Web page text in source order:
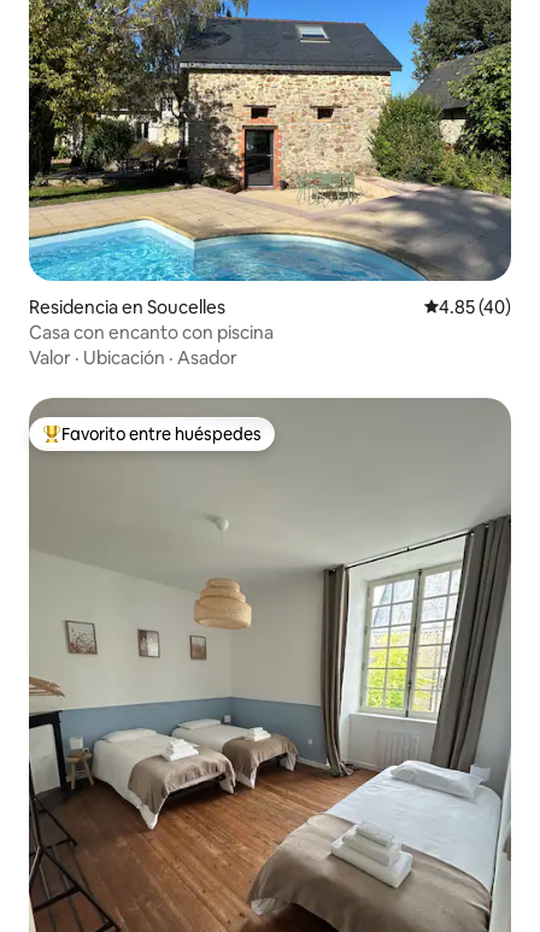
Residencia en Soucelles Calificación
4.85 (40)
Casa con encanto con piscina
Valor · Ubicación · Asador
De los mejores en Favorito entre huéspedes
Favorito entre huéspedes